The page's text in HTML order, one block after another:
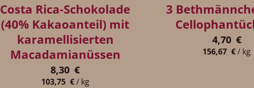
Costa Rica-Schokolade
(40% Kakaoanteil) mit
karamellisierten
Macadamianüssen
8,30 €
103,75 €/ kg
3
4,70 €
156,67 €/ kg